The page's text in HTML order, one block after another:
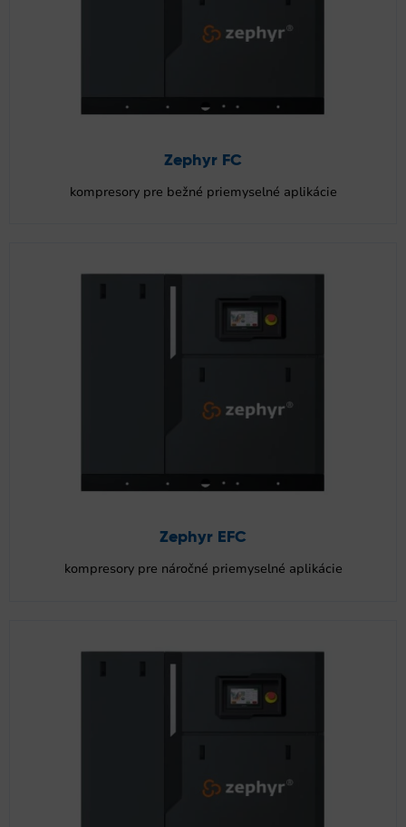
Zephyr FC
kompresory pre bežné priemyselné aplikácie
Zephyr EFC
kompresory pre náročné priemyselné aplikácie